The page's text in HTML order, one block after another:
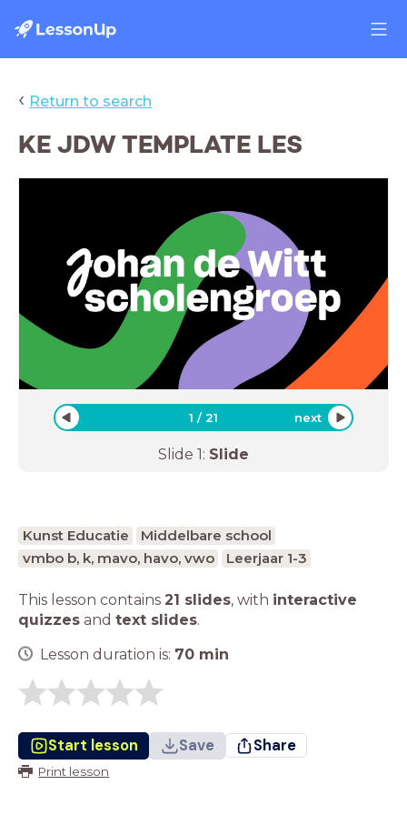
‹ Return to search
KE JDW TEMPLATE LES
1 /21 next
Slide 1: Slide
Kunst Educatie
Middelbare school
vmbo b, k, mavo, havo, vwo
Leerjaar 1-3
This lesson contains 21 slides, with interactive
quizzes and text slides.
Lesson duration is: 70 min
Start lesson Save Share
Print lesson